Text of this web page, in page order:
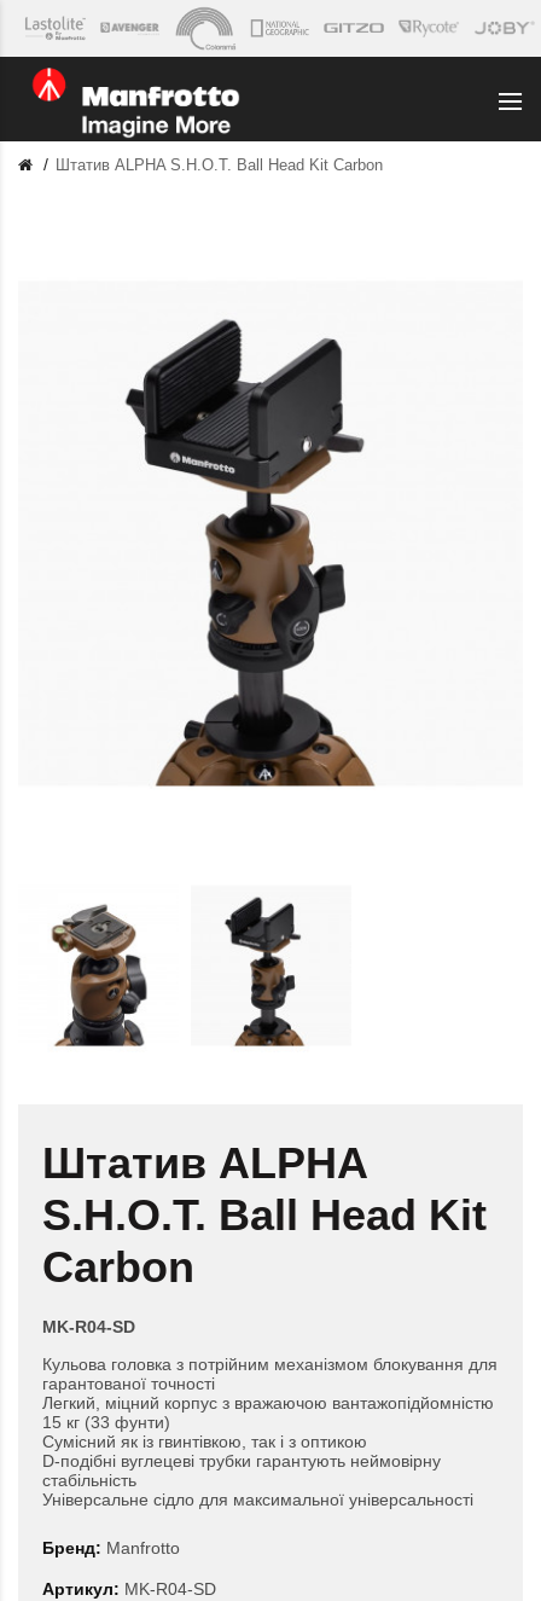
Штатив ALPHA S.H.O.T. Ball Head Kit Carbon
Штатив ALPHA
S.H.O.T. Ball Head Kit
Carbon
MK-R04-SD
Кульова головка з потрійним механізмом блокування для
гарантованої точності
Легкий, міцний корпус з вражаючою вантажопідйомністю
15 кг (33 фунти)
Сумісний як із гвинтівкою, так і з оптикою
D-подібні вуглецеві трубки гарантують неймовірну
стабільність
Універсальне сідло для максимальної універсальності
Бренд: Manfrotto
Артикул: MK-R04-SD